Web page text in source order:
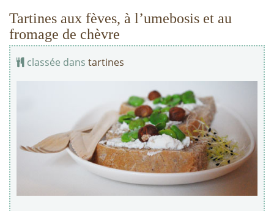
Tartines aux fèves, à l’umebosis et au
fromage de chèvre
classée dans tartines